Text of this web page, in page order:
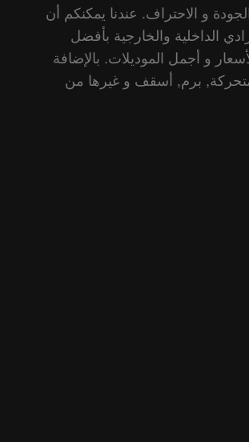
و الاحتراف. عندنا يمكنكم أن
الداخلية والخارجية بأفضل
و أجمل الموديلات. بالإضافة
متحركة, برم, أسقف و غيرها من